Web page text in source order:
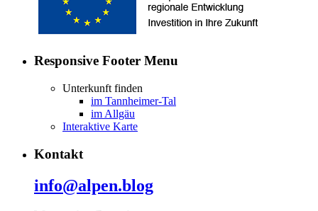
Responsive Footer Menu
Unterkunft finden
im Tannheimer-Tal
im Allgäu
Interaktive Karte
Kontakt
info@alpen.blog